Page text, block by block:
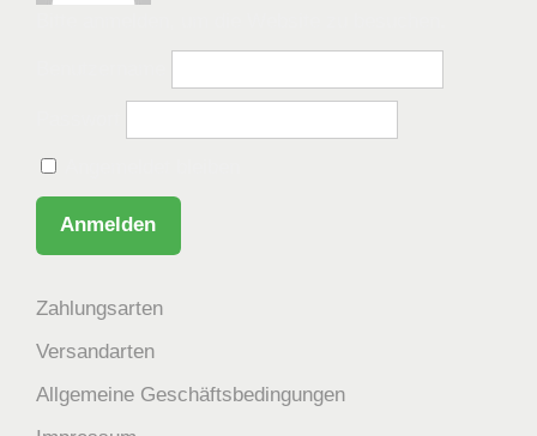
Zahlungsarten
Versandarten
Allgemeine Geschäftsbedingungen